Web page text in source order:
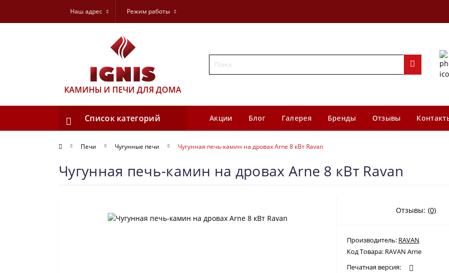
Наш адрес Режим работы
КАМИНЫ И ПЕЧИ ДЛЯ ДОМА
Список категорий Акции Блог Галерея Бренды Отзывы
Печи Чугунные печи Чугунная печь-камин на дровах Arne 8 кВт Ravan
Чугунная печь-камин на дровах Arne 8 кВт Ravan
Отзывы: (0)
Производитель: RAVAN
Код Товара: RAVAN Arne
Печатная версия: